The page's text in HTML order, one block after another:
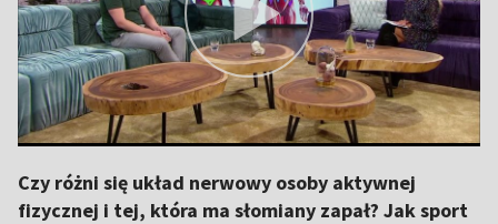
Czy różni się układ nerwowy osoby aktywnej
fizycznej i tej, która ma słomiany zapał? Jak sport